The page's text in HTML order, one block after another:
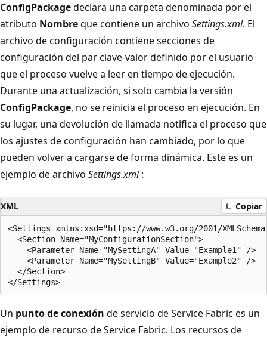
ConfigPackagedeclara una carpeta denominada por el
atributo Nombreque contiene un archivo Settings.xml. El
archivo de configuración contiene secciones de
configuración del par clave-valor definido por el usuario
que el proceso vuelve a leer en tiempo de ejecución.
Durante una actualización, si solo cambia la versión
ConfigPackage, no se reinicia el proceso en ejecución. En
su lugar, una devolución de llamada notifica el proceso que
los ajustes de configuración han cambiado, por lo que
pueden volver a cargarse de forma dinámica. Este es un
ejemplo de archivo Settings.xml:
XML Copiar
<Settings xmlns:xsd="https://www.w3.org/2001/
  <Section Name="MyConfigurationSection">
    <Parameter Name="MySettingA" Value="Example1" />
    <Parameter Name="MySettingB" Value="Example2" />
  </Section>
Un punto de conexión de servicio de Service Fabric es un
ejemplo de recurso de Service Fabric. Los recursos de